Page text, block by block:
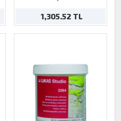
1,305.52 TL